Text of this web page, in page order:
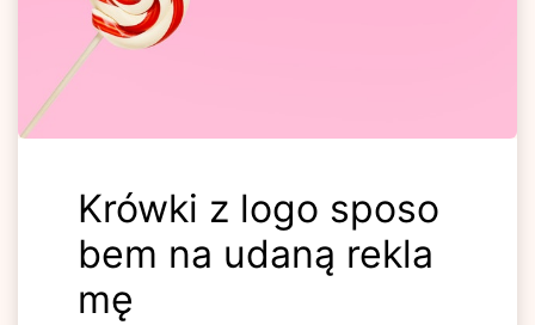
Krówki z logo sposo
bem na udaną rekla
mę